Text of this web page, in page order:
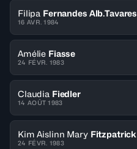
Filipa Fernandes Alb.Tavares
16 AVR. 1984
Amélie Fiasse
24 FÉVR. 1983
Claudia Fiedler
14 AOÛT 1983
Kim Aislinn Mary Fitzpatrick
24 FÉVR. 1983